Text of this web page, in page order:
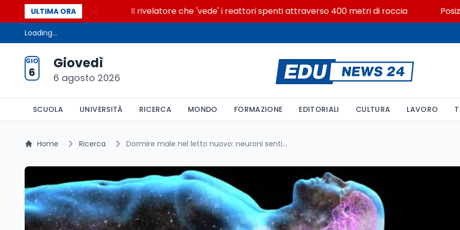
ULTIMA ORA
la glicolisi Il rivelatore che 'vede' i reattori spenti attraverso 400 metri di roccia Posizioni
Loading...
GIO
6
Giovedì
6 agosto 2026
SCUOLA UNIVERSITÀ RICERCA MONDO FORMAZIONE EDITORIALI CULTURA LAVORO
Home Ricerca Dormire male nel letto nuovo: neuroni sentinella e il segreto dietro l'effetto prima notte